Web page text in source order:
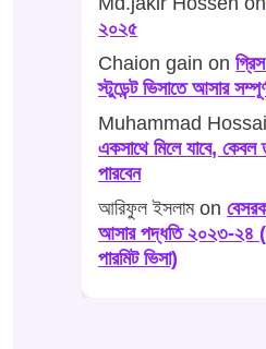
২০২৫
Chaion gain on
স্টুডেন্ট ভিসাতে আসার
Muhammad
একসাথে মিলে যাবে,
পারবেন
আরিফুল ইসলামon
আসার পদ্ধতি ২০২৩-২৪
পারমিট ভিসা)